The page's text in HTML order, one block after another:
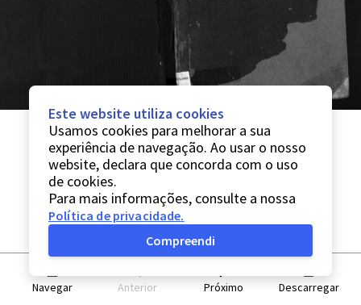
Navegar Anterior Próximo Descarregar
Este website utiliza cookies
Usamos cookies para melhorar a sua
experiência de navegação. Ao usar o nosso
website, declara que concorda com o uso
de cookies.
Para mais informações, consulte a nossa
Política de privacidade.
Compreendi